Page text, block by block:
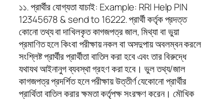
১১. প্রার্থীর যোগ্যতা যাচাই: Example: RRI Help PIN
12345678 & send to 16222. প্রার্থী কর্তৃক প্রদত্ত
কোনো তথ্য বা দাখিলকৃত কাগজপত্র জাল, মিথ্যা বা ভুয়া
প্রমাণিত হলে কিংবা পরীক্ষায় নকল বা অসদুপায় অবলম্বন করলে
সংশ্লিষ্ট প্রার্থীর প্রার্থীতা বাতিল করা হবে এবং তার বিরুদ্ধে
যথাযথ আইনানুগ ব্যবস্থা গ্রহণ করা হবে। ভুল তথ্য/জাল
কাগজপত্র প্রদর্শিত হলে পরীক্ষায় উত্তীর্ণ যেকোনো প্রার্থীর
প্রার্থিতা বাতিল করার ক্ষমতা কর্তৃপক্ষ সংরক্ষণ করেন। মৌখিক